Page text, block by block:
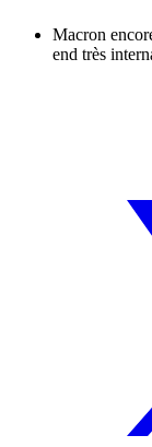
Macron
end très